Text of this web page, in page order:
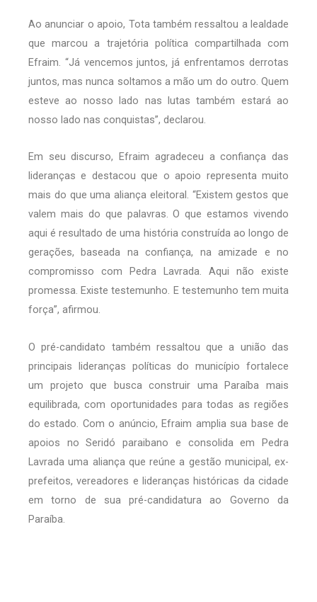
Ao anunciar o apoio, Tota também ressaltou a lealdade
que marcou a trajetória política compartilhada com
Efraim. “Já vencemos juntos, já enfrentamos derrotas
juntos, mas nunca soltamos a mão um do outro. Quem
esteve ao nosso lado nas lutas também estará ao
nosso lado nas conquistas”, declarou.
Em seu discurso, Efraim agradeceu a confiança das
lideranças e destacou que o apoio representa muito
mais do que uma aliança eleitoral. “Existem gestos que
valem mais do que palavras. O que estamos vivendo
aqui é resultado de uma história construída ao longo de
gerações, baseada na confiança, na amizade e no
compromisso com Pedra Lavrada. Aqui não existe
promessa. Existe testemunho. E testemunho tem muita
força”, afirmou.
O pré-candidato também ressaltou que a união das
principais lideranças políticas do município fortalece
um projeto que busca construir uma Paraíba mais
equilibrada, com oportunidades para todas as regiões
do estado. Com o anúncio, Efraim amplia sua base de
apoios no Seridó paraibano e consolida em Pedra
Lavrada uma aliança que reúne a gestão municipal, ex-
prefeitos, vereadores e lideranças históricas da cidade
em torno de sua pré-candidatura ao Governo da
Paraíba.